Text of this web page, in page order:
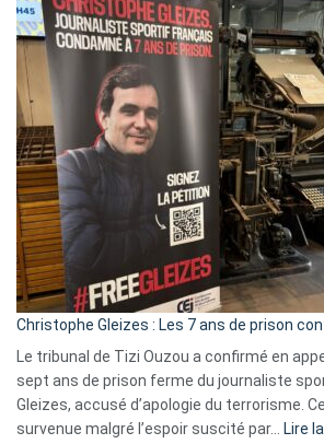
:
et
la
Christophe Gleizes : Les 7 ans de prison
Le tribunal de Tizi Ouzou a confirmé en
sept ans de prison ferme du journaliste
Gleizes, accusé d’apologie du terrorisme.
survenue malgré l’espoir suscité par…
Lire